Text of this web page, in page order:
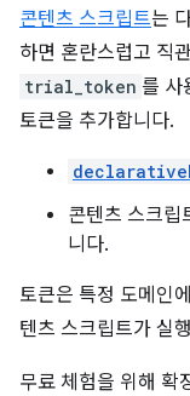
콘텐츠 스크립트는
하면 혼란스럽고 직
trial_token 를 사
토큰을 추가합니다.
콘텐츠 스크립
니다.
토큰은 특정 도메인
텐츠 스크립트가 실
무료 체험을 위해 확